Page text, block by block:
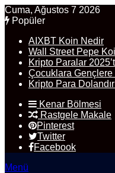
Cuma, Ağustos 7 2026
Popüler
AIXBT Koin Nedir
Wall Street Pepe
Kripto Paralar
Çocuklara
Kripto Para
Kenar Bölmesi
Rastgele Makale
Pinterest
Twitter
Facebook
Menü